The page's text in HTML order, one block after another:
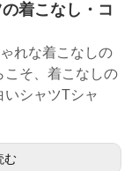
着こなし・コ
れな着こなしの
こそ、着こなしの
シャツTシャ
む